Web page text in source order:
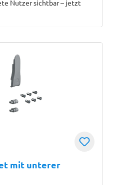
Nutzer sichtbar – jetzt
mit unterer